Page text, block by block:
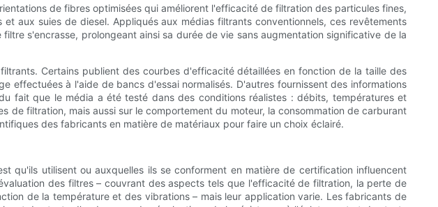
de fibres optimisées qui améliorent l'efficacité de filtration des particules fines,
aux suies de diesel. Appliqués aux médias filtrants conventionnels, ces revêtements
s'encrasse, prolongeant ainsi sa durée de vie sans augmentation significative de la
Certains publient des courbes d'efficacité détaillées en fonction de la taille des
effectuées à l'aide de bancs d'essai normalisés. D'autres fournissent des informations
fait que le média a été testé dans des conditions réalistes : débits, températures et
filtration, mais aussi sur le comportement du moteur, la consommation de carburant
des fabricants en matière de matériaux pour faire un choix éclairé.
qu'ils utilisent ou auxquelles ils se conforment en matière de certification influencent
des filtres – couvrant des aspects tels que l'efficacité de filtration, la perte de
de la température et des vibrations – mais leur application varie. Les fabricants de